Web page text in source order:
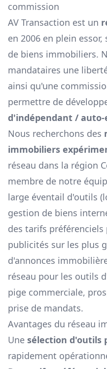
commission
AV Transaction est un
en 2006 en plein
de biens immobiliers.
mandataires une
ainsi qu'une
permettre de
d'indépendant /
Nous recherchons des
immobiliers
réseau dans la région
membre de notre
large éventail d'outils
gestion de biens
des tarifs
publicités sur les plus
d'annonces
réseau pour les outils
pige commerciale,
prise de mandats.
Avantages du réseau
Une sélection d'outils
rapidement